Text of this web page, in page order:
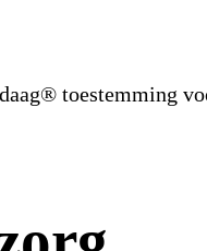
toestemming